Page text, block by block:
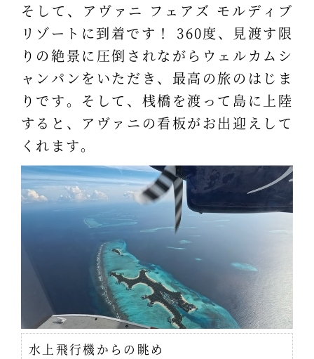
そして、アヴァニ フェアズ モルディブ
リゾートに到着です！ 360度、見渡す限
りの絶景に圧倒されながらウェルカムシ
ャンパンをいただき、最高の旅のはじま
りです。そして、桟橋を渡って島に上陸
すると、アヴァニの看板がお出迎えして
くれます。
水上飛行機からの眺め